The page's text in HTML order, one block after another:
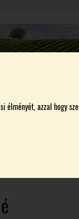
élményét, azzal hogy